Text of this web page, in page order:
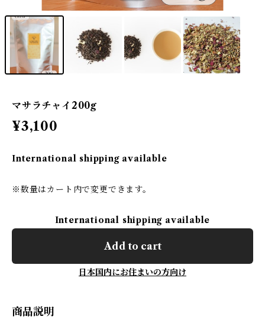
マサラチャイ200g
¥3,100
International shipping available
※数量はカート内で変更できます。
International shipping available
Add to cart
日本国内にお住まいの方向け
商品説明